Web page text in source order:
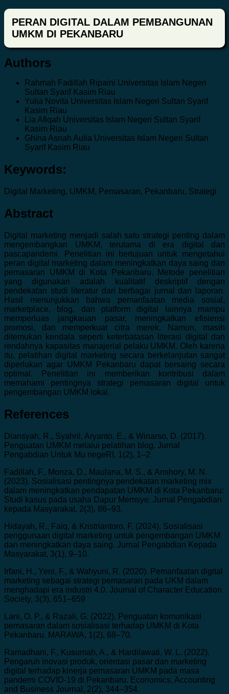
PERAN DIGITAL DALAM PEMBANGUNAN
UMKM DI PEKANBARU
Authors
Rahmah Fadillah Ripaini Universitas Islam Negeri
Sultan Syarif Kasim Riau
Yulia Novita Universitas Islam Negeri Sultan Syarif
Kasim Riau
Lia Afiqah Universitas Islam Negeri Sultan Syarif
Kasim Riau
Ghina Asnah Aulia Universitas Islam Negeri Sultan
Syarif Kasim Riau
Keywords:
Digital Marketing, UMKM, Pemasaran, Pekanbaru, Strategi
Abstract
Digital marketing menjadi salah satu strategi penting dalam
mengembangkan UMKM, terutama di era digital dan
pascapandemi. Penelitian ini bertujuan untuk mengetahui
peran digital marketing dalam meningkatkan daya saing dan
pemasaran UMKM di Kota Pekanbaru. Metode penelitian
yang digunakan adalah kualitatif deskriptif dengan
pendekatan studi literatur dari berbagai jurnal dan laporan.
Hasil menunjukkan bahwa pemanfaatan media sosial,
marketplace, blog, dan platform digital lainnya mampu
memperluas jangkauan pasar, meningkatkan efisiensi
promosi, dan memperkuat citra merek. Namun, masih
ditemukan kendala seperti keterbatasan literasi digital dan
rendahnya kapasitas manajerial pelaku UMKM. Oleh karena
itu, pelatihan digital marketing secara berkelanjutan sangat
diperlukan agar UMKM Pekanbaru dapat bersaing secara
optimal. Penelitian ini memberikan kontribusi dalam
memahami pentingnya strategi pemasaran digital untuk
pengembangan UMKM lokal.
References
Diansyah, R., Syahril, Aryanto, E., & Winarso, D. (2017).
Penguatan UMKM melalui pelatihan blog. Jurnal
Pengabdian Untuk Mu negeRI, 1(2), 1–2
Fadillah, F., Monza, D., Maulana, M. S., & Anshory, M. N.
(2023). Sosialisasi pentingnya pendekatan marketing mix
dalam meningkatkan pendapatan UMKM di Kota Pekanbaru:
Studi kasus pada usaha Dapur Memsye. Jurnal Pengabdian
kepada Masyarakat, 2(3), 86–93.
Hidayah, R., Faiq, & Kristriantoro, F. (2024). Sosialisasi
penggunaan digital marketing untuk pengembangan UMKM
dan meningkatkan daya saing. Jurnal Pengabdian Kepada
Masyarakat, 3(1), 9–10.
Irfani, H., Yeni, F., & Wahyuni, R. (2020). Pemanfaatan digital
marketing sebagai strategi pemasaran pada UKM dalam
menghadapi era industri 4.0. Journal of Character Education
Society, 3(3), 651–659
Lani, O. P., & Razali, G. (2022). Penguatan komunikasi
pemasaran dalam sosialisasi terhadap UMKM di Kota
Pekanbaru. MARAWA, 1(2), 68–70.
Ramadhani, F., Kusumah, A., & Hardilawati, W. L. (2022).
Pengaruh inovasi produk, orientasi pasar dan marketing
digital terhadap kinerja pemasaran UMKM pada masa
pandemi COVID-19 di Pekanbaru. Economics, Accounting
and Business Journal, 2(2), 344–354.